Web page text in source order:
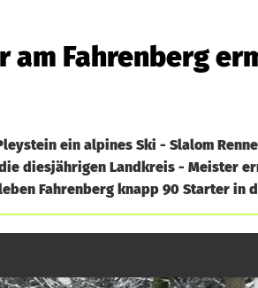
am Fahrenberg
ein alpines Ski - Slalom
diesjährigen Landkreis - Meister
Fahrenberg knapp 90 Starter in